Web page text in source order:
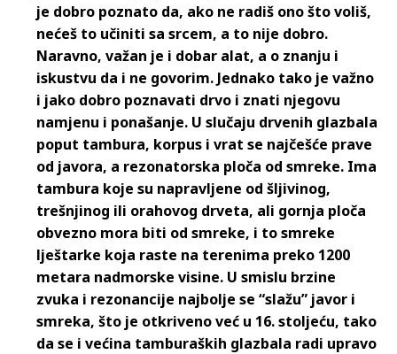
je dobro poznato da, ako ne radiš ono što voliš,
nećeš to učiniti sa srcem, a to nije dobro.
Naravno, važan je i dobar alat, a o znanju i
iskustvu da i ne govorim. Jednako tako je važno
i jako dobro poznavati drvo i znati njegovu
namjenu i ponašanje. U slučaju drvenih glazbala
poput tambura, korpus i vrat se najčešće prave
od javora, a rezonatorska ploča od smreke. Ima
tambura koje su napravljene od šljivinog,
trešnjinog ili orahovog drveta, ali gornja ploča
obvezno mora biti od smreke, i to smreke
lještarke koja raste na terenima preko 1200
metara nadmorske visine. U smislu brzine
zvuka i rezonancije najbolje se “slažu” javor i
smreka, što je otkriveno već u 16. stoljeću, tako
da se i većina tamburaških glazbala radi upravo